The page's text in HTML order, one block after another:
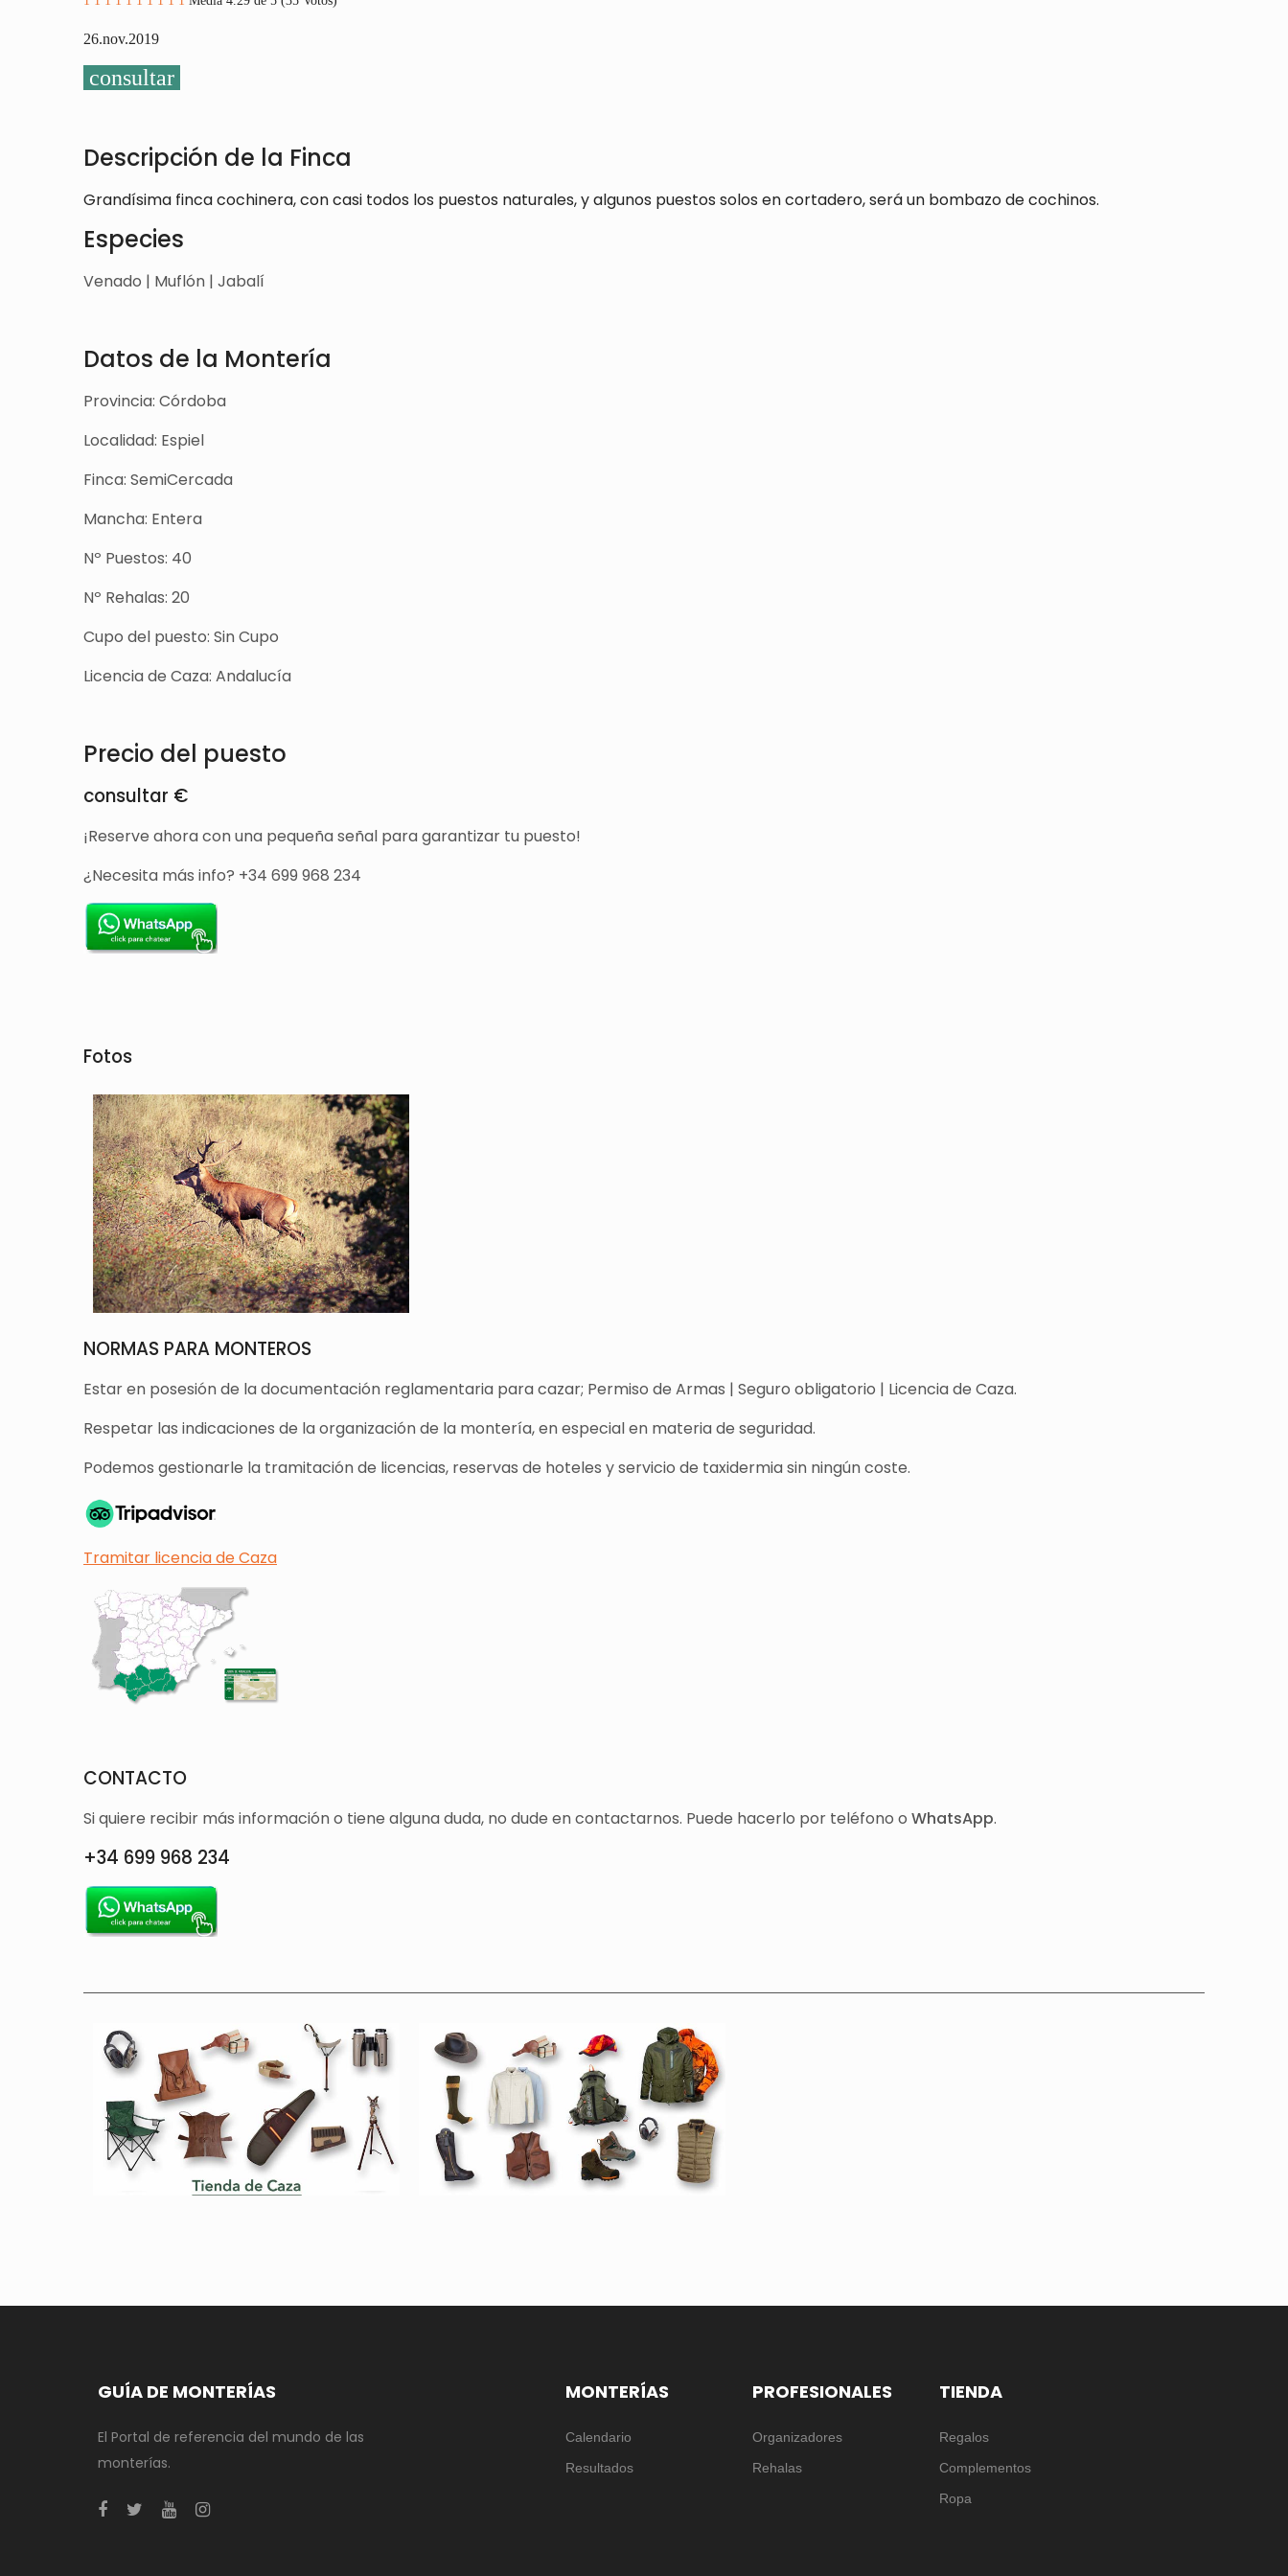
26.nov.2019
consultar
Descripción de la Finca
Grandísima finca cochinera, con casi todos los puestos naturales, y algunos puestos solos en cortadero, será un bombazo de cochinos.
Especies
Venado | Muflón | Jabalí
Datos de la Montería
Provincia: Córdoba
Localidad: Espiel
Finca: SemiCercada
Mancha: Entera
Nº Puestos: 40
Nº Rehalas: 20
Cupo del puesto: Sin Cupo
Licencia de Caza: Andalucía
Precio del puesto
consultar €
¡Reserve ahora con una pequeña señal para garantizar tu puesto!
¿Necesita más info? +34 699 968 234
Fotos
NORMAS PARA MONTEROS
Estar en posesión de la documentación reglamentaria para cazar; Permiso de Armas | Seguro obligatorio | Licencia de Caza.
Respetar las indicaciones de la organización de la montería, en especial en materia de seguridad.
Podemos gestionarle la tramitación de licencias, reservas de hoteles y servicio de taxidermia sin ningún coste.
Tramitar licencia de Caza
CONTACTO
Si quiere recibir más información o tiene alguna duda, no dude en contactarnos. Puede hacerlo por teléfono o WhatsApp.
+34 699 968 234
GUÍA DE MONTERÍAS
El Portal de referencia del mundo de las
monterías.
MONTERÍAS
Calendario
Resultados
PROFESIONALES
Organizadores
Rehalas
TIENDA
Regalos
Complementos
Ropa